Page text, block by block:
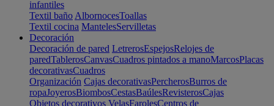
infantiles
Textil baño AlbornocesToallas
Textil cocina MantelesServilletas
Decoración
Decoración de pared LetrerosEspejosRelojes de
paredTablerosCanvasCuadros pintados a manoMarcosPlacas
decorativasCuadros
Organización Cajas decorativasPercherosBurros de
ropaJoyerosBiombosCestasBaúlesRevisterosCajas
Objetos decorativos VelasFarolesCentros de